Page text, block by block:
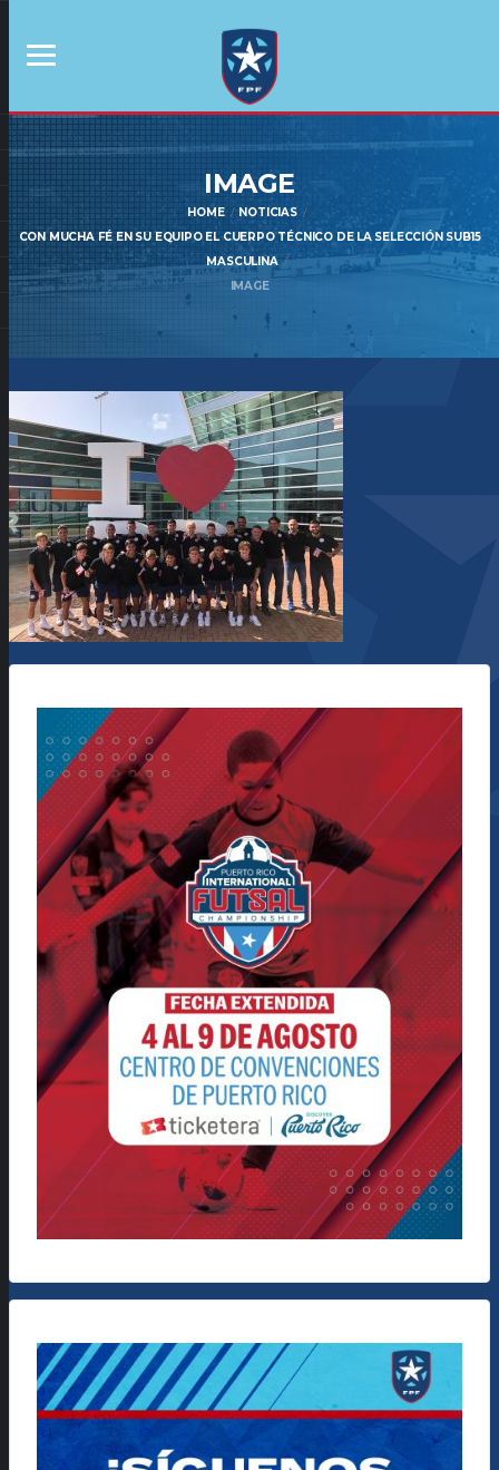
IMAGE
HOME
NOTICIAS
CON MUCHA FÉ EN SU EQUIPO EL CUERPO TÉCNICO DE LA SELECCIÓN SUB15
MASCULINA
IMAGE